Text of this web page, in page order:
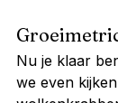
Nu je klaar
we even